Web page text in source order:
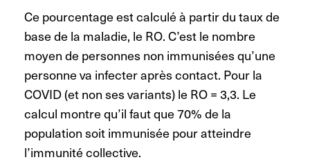
Ce pourcentage est calculé à partir du taux de
base de la maladie, le RO. C’est le nombre
moyen de personnes non immunisées qu’une
personne va infecter après contact. Pour la
COVID (et non ses variants) le RO = 3,3. Le
calcul montre qu’il faut que 70% de la
population soit immunisée pour atteindre
l’immunité collective.